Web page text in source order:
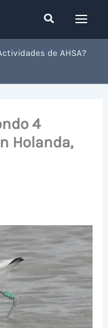
Buscar
de AHSA?
4
Holanda,